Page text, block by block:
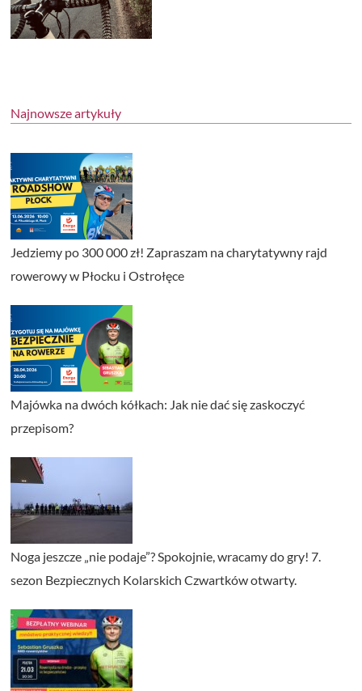
Najnowsze artykuły
Jedziemy po 300 000 zł! Zapraszam na charytatywny rajd
rowerowy w Płocku i Ostrołęce
Majówka na dwóch kółkach: Jak nie dać się zaskoczyć
przepisom?
Noga jeszcze „nie podaje”? Spokojnie, wracamy do gry! 7.
sezon Bezpiecznych Kolarskich Czwartków otwarty.